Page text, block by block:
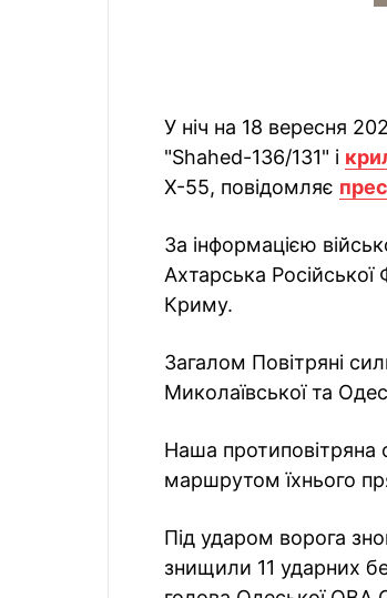
У ніч на 18 вересня
"Shahed-136/131" і
Х-55, повідомляє
За інформацією
Ахтарська
Криму.
Загалом Повітряні
Миколаївської та
Наша протиповітряна
маршрутом їхнього
Під ударом ворога
знищили 11 ударних